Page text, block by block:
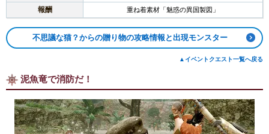
報酬 重ね着素材「魅惑の異国製図」
不思議な猫？からの贈り物の攻略情報と出現モンスター
▲イベントクエスト一覧へ戻る
泥魚竜で消防だ！